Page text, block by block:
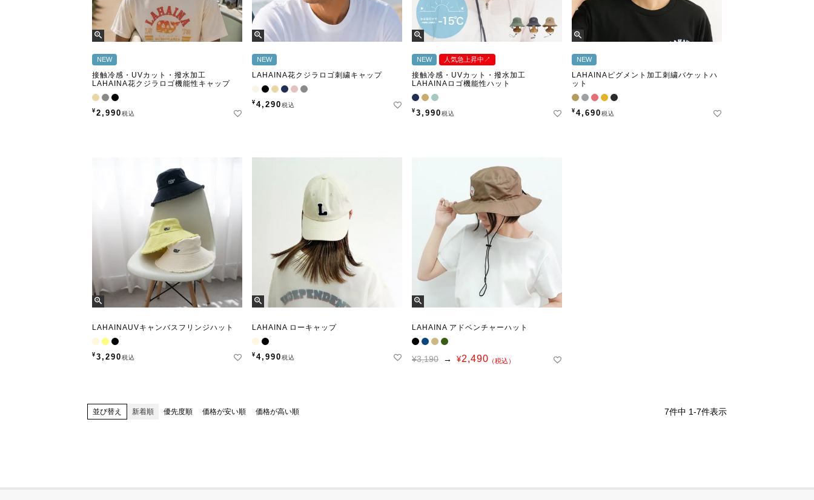
NEW
接触冷感・UVカット・撥水加工
LAHAINA花クジラロゴ機能性キャップ
¥ 2,990税込
NEW
LAHAINA花クジラロゴ刺繍キャップ
¥ 4,290税込
NEW 人気急上昇中↗︎
接触冷感・UVカット・撥水加工
LAHAINAロゴ機能性ハット
¥ 3,990税込
NEW
LAHAINAピグメント加工刺繍バケットハ
ット
¥ 4,690税込
LAHAINAUVキャンバスフリンジハット
¥ 3,290税込
LAHAINA ローキャップ
¥ 4,990税込
LAHAINA アドベンチャーハット
¥3,190 → ¥2,490 （税込）
並び替え 新着順 優先度順 価格が安い順 価格が高い順 7件中 1-7件表示